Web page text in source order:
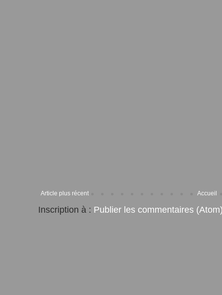
Article plus récent Accueil
Inscription à : Publier les commentaires